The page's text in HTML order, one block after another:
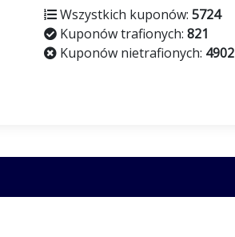
Wszystkich kuponów: 5724
Kuponów trafionych: 821
Kuponów nietrafionych: 4902